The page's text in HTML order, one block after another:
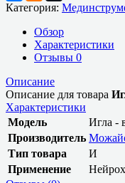
Категория:
Обзор
Характеристики
Отзывы 0
Описание
Описание для товара
Характеристики
Модель
Игла -
Производитель
Тип товара
И
Применение